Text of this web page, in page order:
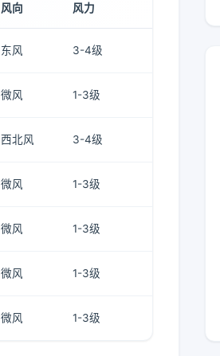
风向 风力
东风 3-4级
微风 1-3级
西北风 3-4级
微风 1-3级
微风 1-3级
微风 1-3级
微风 1-3级